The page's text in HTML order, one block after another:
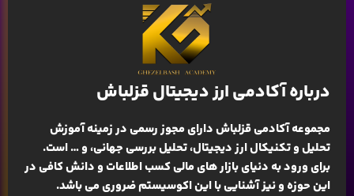
درباره آکادمی ارز دیجیتال قزلباش
مجموعه آکادمی قزلباش دارای مجوز رسمی در زمینهآموزش
تحلیل و تکنیکال ارز دیجیتال، تحلیل بررسی جهانی، و … است.
برای ورود به دنیای بازار های مالی کسب اطلاعات و دانش کافی در
این حوزه و نیز آشنایی با این اکوسیستم ضروری می باشد.